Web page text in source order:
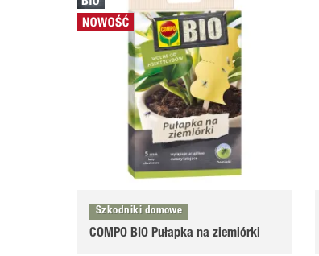
Szkodniki domowe
COMPO BIO Pułapka na ziemiórki